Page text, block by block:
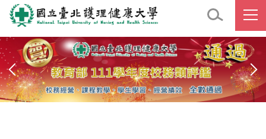
跳
到
主
要
內
容
區